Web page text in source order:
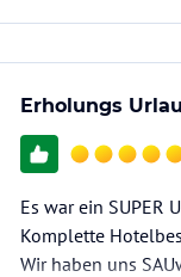
Erholungs
Es war ein
Komplette
Wir haben uns